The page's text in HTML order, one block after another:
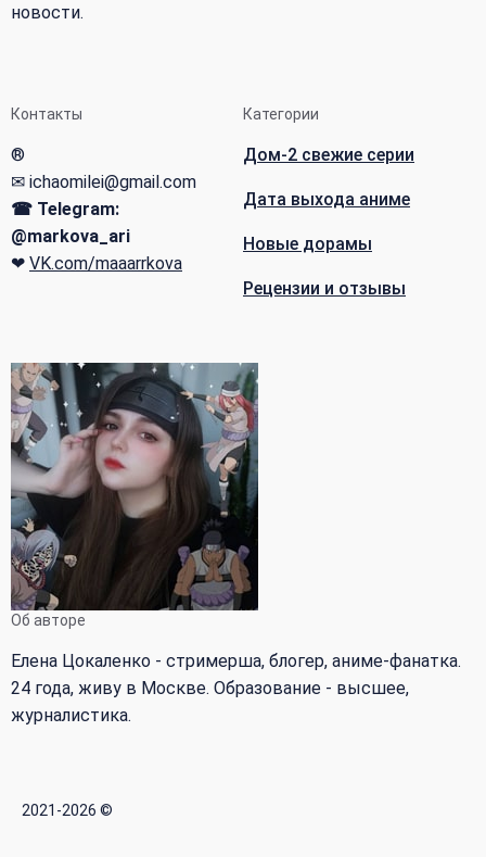
новости.
Контакты
®
✉ ichaomilei@gmail.com
☎ Telegram:
@markova_ari
❤ VK.com/maaarrkova
Категории
Дом-2 свежие серии
Дата выхода аниме
Новые дорамы
Рецензии и отзывы
Об авторе
Елена Цокаленко - стримерша, блогер, аниме-фанатка.
24 года, живу в Москве. Образование - высшее,
журналистика.
2021-2026 ©